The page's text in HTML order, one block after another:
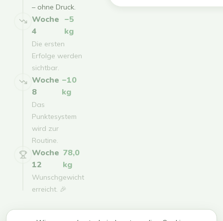
– ohne Druck.
Woche
4
−5
kg
Die ersten
Erfolge werden
sichtbar.
Woche
8
−10
kg
Das
Punktesystem
wird zur
Routine.
Woche
12
78,0
kg
Wunschgewicht
erreicht. 🎉